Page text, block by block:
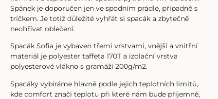
Spánek je doporučen jen ve spodním prádle, případně s
tričkem. Je totiž důležité vyhřát si spacák a zbytečně
neohřívat oblečení.
Spacák Sofia je vybaven třemi vrstvami, vnější a vnitřní
materiál je polyester taffeta 170T a izolační vrstva
polyesterové vlákno s gramáží 200g/m2.
Spacáky vybíráme hlavně podle jejich teplotních limitů,
kde comfort značí teplotu při které nám bude příjemně,